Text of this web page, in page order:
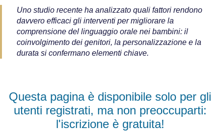
Uno studio recente ha analizzato quali fattori rendono
davvero efficaci gli interventi per migliorare la
comprensione del linguaggio orale nei bambini: il
coinvolgimento dei genitori, la personalizzazione e la
durata si confermano elementi chiave.
Questa pagina è disponibile solo per gli
utenti registrati, ma non preoccuparti:
l'iscrizione è gratuita!